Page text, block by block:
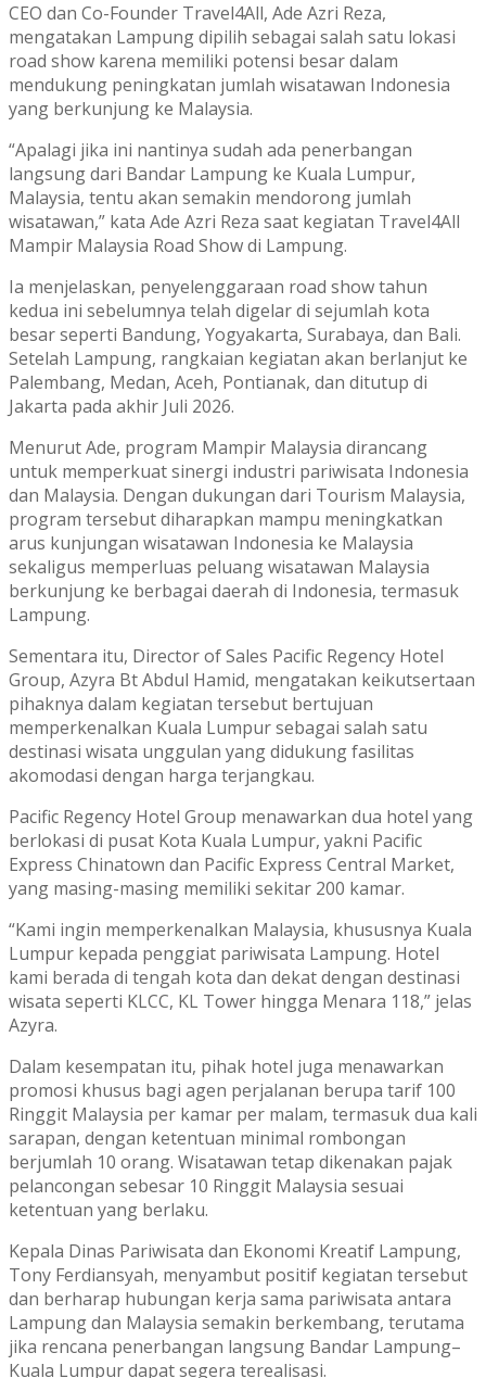
CEO dan Co-Founder Travel4All, Ade Azri Reza,
mengatakan Lampung dipilih sebagai salah satu lokasi
road show karena memiliki potensi besar dalam
mendukung peningkatan jumlah wisatawan Indonesia
yang berkunjung ke Malaysia.
“Apalagi jika ini nantinya sudah ada penerbangan
langsung dari Bandar Lampung ke Kuala Lumpur,
Malaysia, tentu akan semakin mendorong jumlah
wisatawan,” kata Ade Azri Reza saat kegiatan Travel4All
Mampir Malaysia Road Show di Lampung.
Ia menjelaskan, penyelenggaraan road show tahun
kedua ini sebelumnya telah digelar di sejumlah kota
besar seperti Bandung, Yogyakarta, Surabaya, dan Bali.
Setelah Lampung, rangkaian kegiatan akan berlanjut ke
Palembang, Medan, Aceh, Pontianak, dan ditutup di
Jakarta pada akhir Juli 2026.
Menurut Ade, program Mampir Malaysia dirancang
untuk memperkuat sinergi industri pariwisata Indonesia
dan Malaysia. Dengan dukungan dari Tourism Malaysia,
program tersebut diharapkan mampu meningkatkan
arus kunjungan wisatawan Indonesia ke Malaysia
sekaligus memperluas peluang wisatawan Malaysia
berkunjung ke berbagai daerah di Indonesia, termasuk
Lampung.
Sementara itu, Director of Sales Pacific Regency Hotel
Group, Azyra Bt Abdul Hamid, mengatakan keikutsertaan
pihaknya dalam kegiatan tersebut bertujuan
memperkenalkan Kuala Lumpur sebagai salah satu
destinasi wisata unggulan yang didukung fasilitas
akomodasi dengan harga terjangkau.
Pacific Regency Hotel Group menawarkan dua hotel yang
berlokasi di pusat Kota Kuala Lumpur, yakni Pacific
Express Chinatown dan Pacific Express Central Market,
yang masing-masing memiliki sekitar 200 kamar.
“Kami ingin memperkenalkan Malaysia, khususnya Kuala
Lumpur kepada penggiat pariwisata Lampung. Hotel
kami berada di tengah kota dan dekat dengan destinasi
wisata seperti KLCC, KL Tower hingga Menara 118,” jelas
Azyra.
Dalam kesempatan itu, pihak hotel juga menawarkan
promosi khusus bagi agen perjalanan berupa tarif 100
Ringgit Malaysia per kamar per malam, termasuk dua kali
sarapan, dengan ketentuan minimal rombongan
berjumlah 10 orang. Wisatawan tetap dikenakan pajak
pelancongan sebesar 10 Ringgit Malaysia sesuai
ketentuan yang berlaku.
Kepala Dinas Pariwisata dan Ekonomi Kreatif Lampung,
Tony Ferdiansyah, menyambut positif kegiatan tersebut
dan berharap hubungan kerja sama pariwisata antara
Lampung dan Malaysia semakin berkembang, terutama
jika rencana penerbangan langsung Bandar Lampung–
Kuala Lumpur dapat segera terealisasi.